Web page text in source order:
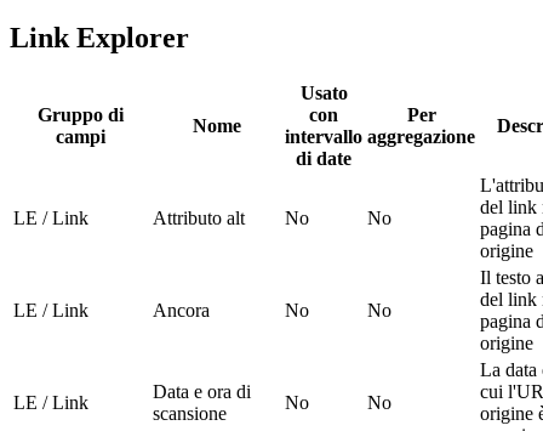
Link Explorer
Gruppo di
campi
Nome
Usato
con
intervallo
di date
Per
aggregazione
LE / Link Attributo alt No No
del link
pagina
origine
LE / Link Ancora No No
Il testo
del link
pagina
origine
LE / Link
Data e ora di
scansione
No No
La data
cui
origine